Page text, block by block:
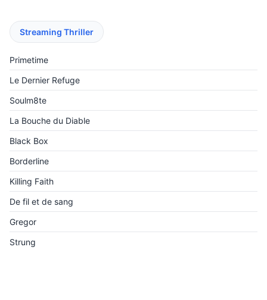
Streaming Thriller
Primetime
Le Dernier Refuge
Soulm8te
La Bouche du Diable
Black Box
Borderline
Killing Faith
De fil et de sang
Gregor
Strung